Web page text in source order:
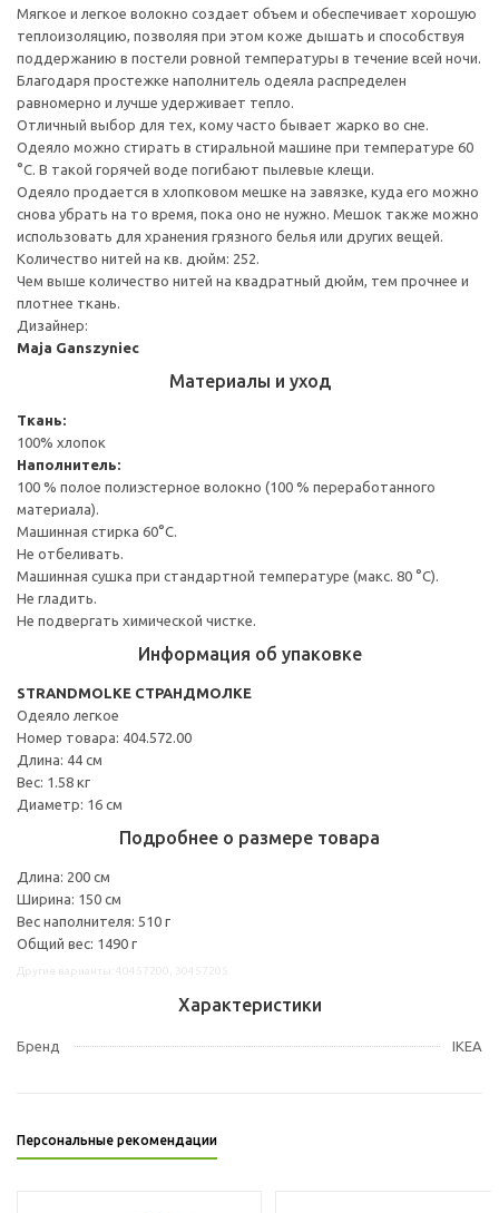
Мягкое и легкое волокно создает объем и обеспечивает хорошую
теплоизоляцию, позволяя при этом коже дышать и способствуя
поддержанию в постели ровной температуры в течение всей ночи.
Благодаря простежке наполнитель одеяла распределен
равномерно и лучше удерживает тепло.
Отличный выбор для тех, кому часто бывает жарко во сне.
Одеяло можно стирать в стиральной машине при температуре 60
°C. В такой горячей воде погибают пылевые клещи.
Одеяло продается в хлопковом мешке на завязке, куда его можно
снова убрать на то время, пока оно не нужно. Мешок также можно
использовать для хранения грязного белья или других вещей.
Количество нитей на кв. дюйм: 252.
Чем выше количество нитей на квадратный дюйм, тем прочнее и
плотнее ткань.
Дизайнер:
Maja Ganszyniec
Материалы и уход
Ткань:
100% хлопок
Наполнитель:
100 % полое полиэстерное волокно (100 % переработанного
материала).
Машинная стирка 60°С.
Не отбеливать.
Машинная сушка при стандартной температуре (макс. 80 °C).
Не гладить.
Не подвергать химической чистке.
Информация об упаковке
STRANDMOLKE СТРАНДМОЛКЕ
Одеяло легкое
Номер товара: 404.572.00
Длина: 44 см
Вес: 1.58 кг
Диаметр: 16 см
Подробнее о размере товара
Длина: 200 см
Ширина: 150 см
Вес наполнителя: 510 г
Общий вес: 1490 г
Характеристики
Бренд IKEA
Персональные рекомендации